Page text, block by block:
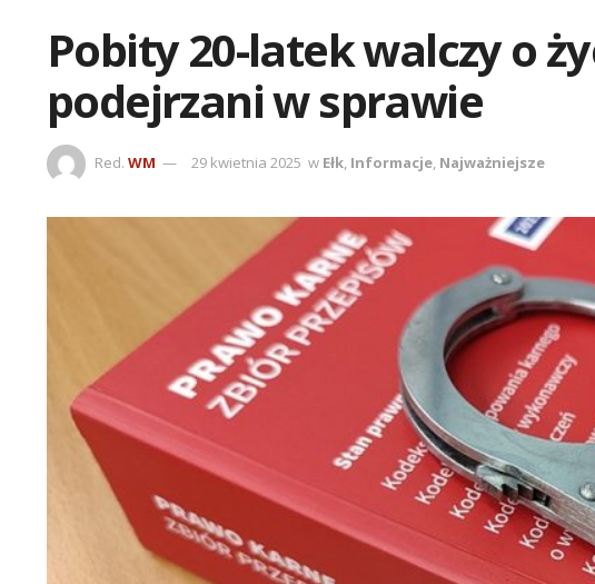
Pobity 20-latek walczy o
podejrzani w sprawie
Red. WM 29 kwietnia 2025 w Ełk, Informacje, Najważniejsze